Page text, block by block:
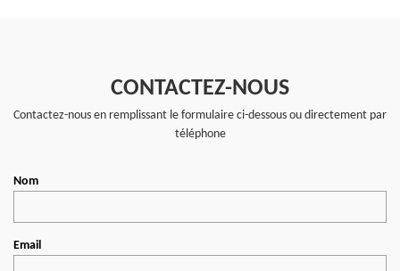
CONTACTEZ-NOUS
Contactez-nous en remplissant le formulaire ci-dessous ou directement par
téléphone
Nom
Email